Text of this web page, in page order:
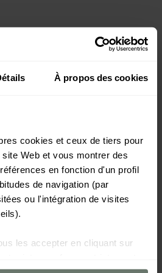
À propos des cookies
cookies et ceux de tiers pour
Web et vous montrer des
en fonction d'un profil
de navigation (par
ou l'intégration de visites
les accepter en cliquant sur